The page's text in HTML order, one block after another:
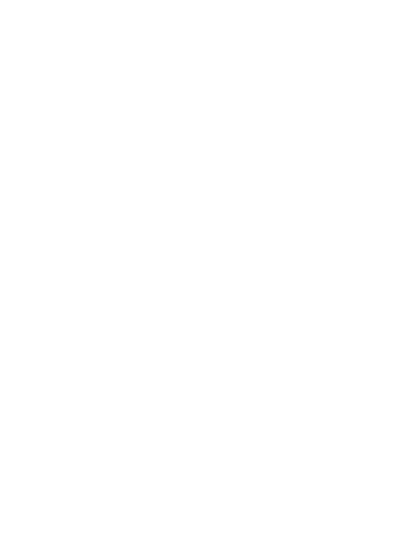
importantes pour nos
importantes car les personnes élues participent directement
des habitants sur les sujets qui concernent leur quotidien :
du patrimoine.
et contribuer aux orientations de votre bailleur.
POUR SES ÉLECTIONS ?
à nos locataires, toutes les informations utiles sur les modalités